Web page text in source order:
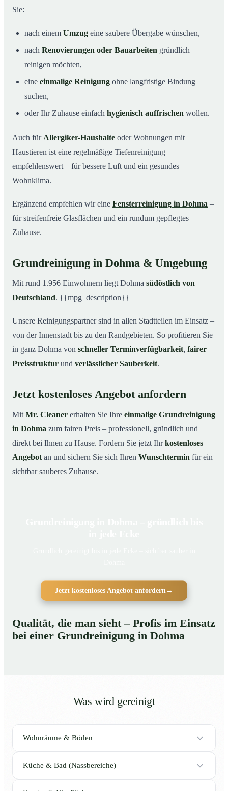
Sie:
nach einem Umzug eine saubere Übergabe wünschen,
nach Renovierungen oder Bauarbeiten gründlich
reinigen möchten,
eine einmalige Reinigung ohne langfristige Bindung
suchen,
oder Ihr Zuhause einfach hygienisch auffrischen wollen.
Auch für Allergiker-Haushalte oder Wohnungen mit
Haustieren ist eine regelmäßige Tiefenreinigung
empfehlenswert – für bessere Luft und ein gesundes
Wohnklima.
Ergänzend empfehlen wir eine Fensterreinigung in Dohma –
für streifenfreie Glasflächen und ein rundum gepflegtes
Zuhause.
Grundreinigung in Dohma & Umgebung
Mit rund 1.956 Einwohnern liegt Dohma südöstlich von
Deutschland. {{mpg_description}}
Unsere Reinigungspartner sind in allen Stadtteilen im Einsatz –
von der Innenstadt bis zu den Randgebieten. So profitieren Sie
in ganz Dohma von schneller Terminverfügbarkeit, fairer
Preisstruktur und verlässlicher Sauberkeit.
Jetzt kostenloses Angebot anfordern
Mit Mr. Cleaner erhalten Sie Ihre einmalige Grundreinigung
in Dohma zum fairen Preis – professionell, gründlich und
direkt bei Ihnen zu Hause. Fordern Sie jetzt Ihrkostenloses
Angebot an und sichern Sie sich Ihren Wunschtermin für ein
sichtbar sauberes Zuhause.
Jetzt kostenloses Angebot anfordern →
Qualität, die man sieht – Profis im Einsatz
bei einer Grundreinigung in Dohma
Was wird gereinigt
Wohnräume & Böden
Küche & Bad (Nassbereiche)